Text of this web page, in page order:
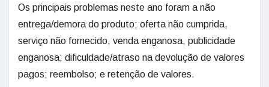
Os principais problemas neste ano foram a não
entrega/demora do produto; oferta não cumprida,
serviço não fornecido, venda enganosa, publicidade
enganosa; dificuldade/atraso na devolução de valores
pagos; reembolso; e retenção de valores.